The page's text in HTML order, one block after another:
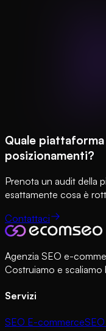
Quale
posizionamenti?
Prenota un audit della
esattamente cosa è
Contattaci
Agenzia SEO e-
Costruiamo e scaliamo
Servizi
SEO E-commerce